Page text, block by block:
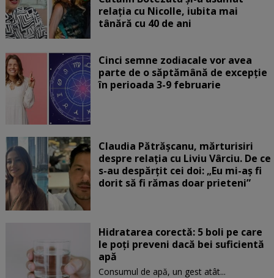
relația cu Nicolle, iubita mai
tânără cu 40 de ani
Cinci semne zodiacale vor avea
parte de o săptămână de excepție
în perioada 3-9 februarie
Claudia Pătrășcanu, mărturisiri
despre relația cu Liviu Vârciu. De ce
s-au despărțit cei doi: „Eu mi-aș fi
dorit să fi rămas doar prieteni”
Hidratarea corectă: 5 boli pe care
le poți preveni dacă bei suficientă
apă
Consumul de apă, un gest atât...